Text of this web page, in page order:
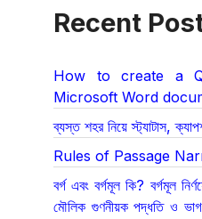
Recent
How to create a
Microsoft Word
ব্যস্ত শহর নিয়ে স্ট্যাটাস,
Rules of Passage
বর্গ এবং বর্গমূল কি? বর্গমূল
মৌলিক গুণনীয়ক পদ্ধতি ও ভাগ